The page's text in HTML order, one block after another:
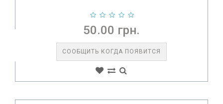
50.00 грн.
СООБЩИТЬ КОГДА ПОЯВИТСЯ